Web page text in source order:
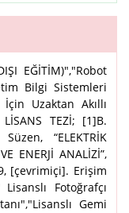
EĞİTİM)","Robot
Bilgi Sistemleri
Uzaktan Akıllı
LİSANS TEZİ; [1]B.
“ELEKTRİK
ENERJİ ANALİZİ”,
[çevrimiçi]. Erişim
Fotoğrafçı
Gemi